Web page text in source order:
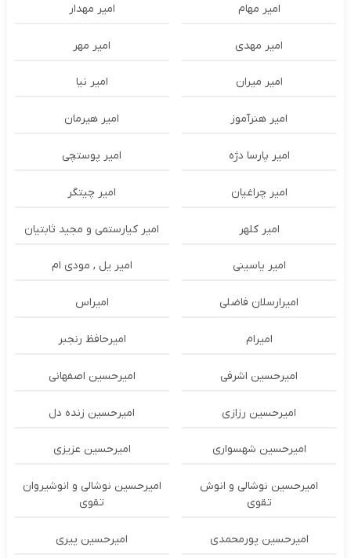
امیر مهام امیر مهدار
امیر مهدی امیر مهر
امیر میران امیر نیا
امیر هنرآموز امیر هیرمان
امیر پارسا دژه امیر پوستچی
امیر چراغیان امیر چیتگر
امیر کلهر امیر کیارستمی و مجید ثابتیان
امیر یاسینی امیر یل , مودی ام
امیرارسلان فاضلی امیراس
امیرام امیرحافظ رنجبر
امیرحسین اشرفی امیرحسین اصفهانی
امیرحسین رزازی امیرحسین زنده دل
امیرحسین شهسواری امیرحسین عزیزی
امیرحسین نوشالی و انوش
تقوی
امیرحسین نوشالی و انوشیروان
تقوی
امیرحسین پورمحمدی امیرحسین پیری